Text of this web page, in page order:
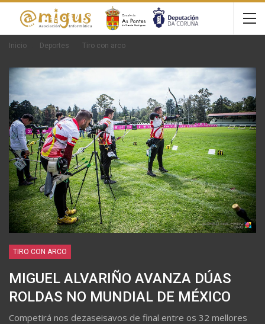
Inicio Deportes Tiro con arco
TIRO CON ARCO
MIGUEL ALVARIÑO AVANZA DÚAS
ROLDAS NO MUNDIAL DE MÉXICO
Competirá nos dezaseisavos de final entre os 32 mellores